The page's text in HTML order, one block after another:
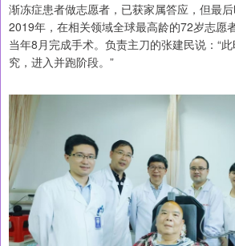
渐冻症患者做志愿者，已获家属答应，但最
2019年，在相关领域全球最高龄的72岁志愿
当年8月完成手术。负责主刀的张建民说：“
究，进入并跑阶段。”